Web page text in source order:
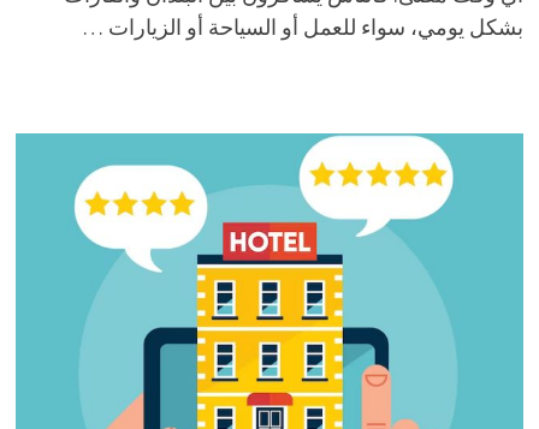
بشكل يومي، سواء للعمل أو السياحة أو الزيارات …